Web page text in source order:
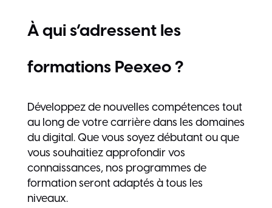
À qui s’adressent les
formations Peexeo ?
Développez de nouvelles compétences tout
au long de votre carrière dans les domaines
du digital. Que vous soyez débutant ou que
vous souhaitiez approfondir vos
connaissances, nos programmes de
formation seront adaptés à tous les
niveaux.